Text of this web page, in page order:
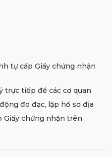
tự cấp Giấy chứng nhận
trực tiếp để các cơ quan
đo đạc, lập hồ sơ địa
Giấy chứng nhận trên